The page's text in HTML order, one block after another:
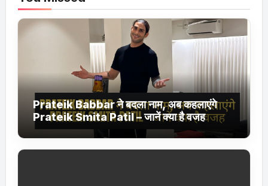
Prateik Babbar ने बदला नाम, अब कहलाएंगे
Prateik Smita Patil – जानें क्या है वजह